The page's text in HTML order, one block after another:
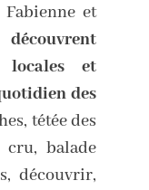
et
découvrent
et
des
tétée des
cru, balade
découvrir,